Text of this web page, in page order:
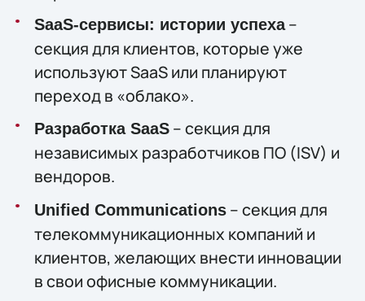
SaaS-сервисы: истории успеха–
секция для клиентов, которые уже
используют SaaS или планируют
переход в «облако».
Разработка SaaS– секция для
независимых разработчиков ПО (ISV) и
вендоров.
Unified Communications– секция для
телекоммуникационных компаний и
клиентов, желающих внести инновации
в свои офисные коммуникации.